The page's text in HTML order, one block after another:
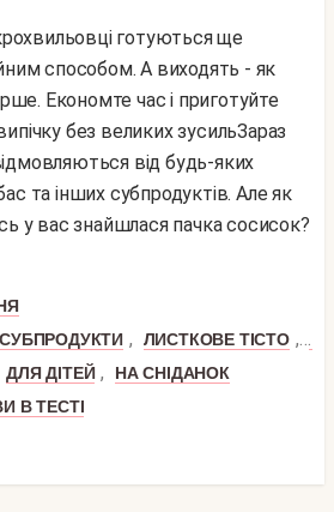
способом. А виходять - як
Економте час і приготуйте
без великих зусильЗараз
від будь-яких
та інших субпродуктів. Але як
у вас знайшлася пачка сосисок?
СУБПРОДУКТИ , ЛИСТКОВЕ ТІСТО ,
ДЛЯ ДІТЕЙ ,
НА СНІДАНОК
В ТЕСТІ